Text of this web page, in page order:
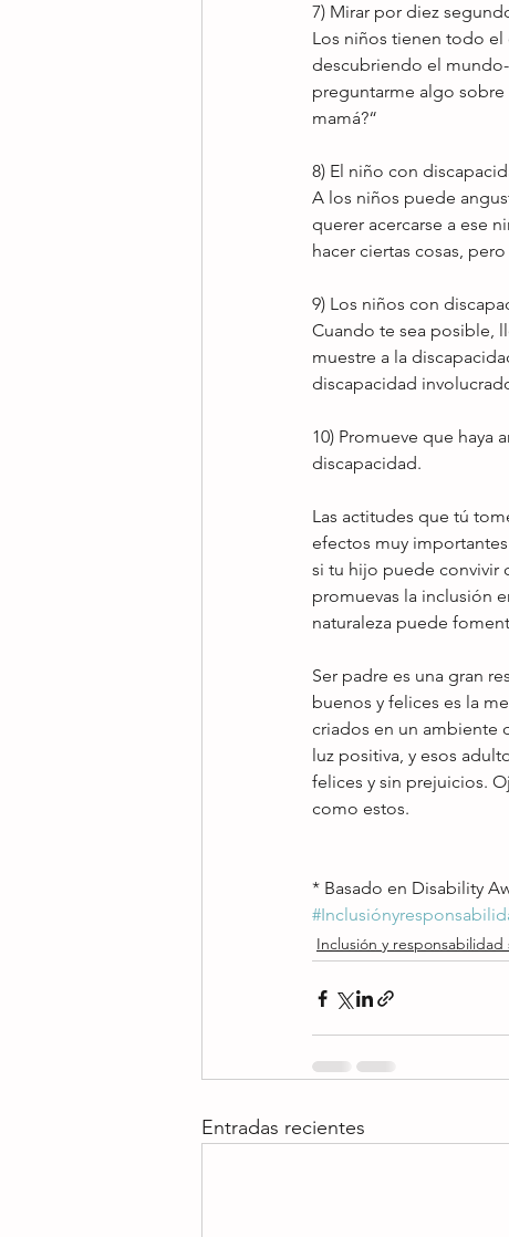
7) Mirar por diez
Los niños tienen todo
descubriendo el
preguntarme algo sobre
mamá?“
8) El niño con
A los niños puede
querer acercarse a ese
hacer ciertas cosas,
9) Los niños con
Cuando te sea posible,
muestre a la
discapacidad
10) Promueve que haya
discapacidad.
Las actitudes que tú
efectos muy
si tu hijo puede convivir
promuevas la inclusión
naturaleza puede
Ser padre es una gran
buenos y felices es la
criados en un ambiente
luz positiva, y esos
felices y sin prejuicios.
como estos.
* Basado en Disability
Inclusión y responsabilidad
Entradas recientes